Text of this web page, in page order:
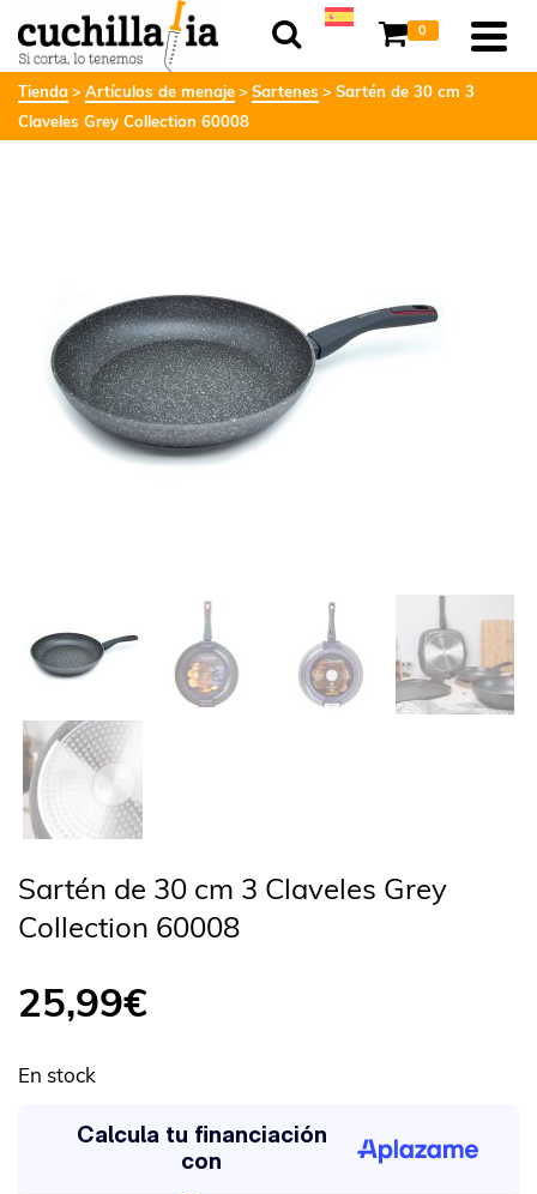
0
Tienda Artículos de menaje Sartenes
Sartén de 30 cm 3
Claveles Grey Collection 60008
Sartén de 30 cm 3 Claveles Grey
Collection 60008
25,99€
En stock